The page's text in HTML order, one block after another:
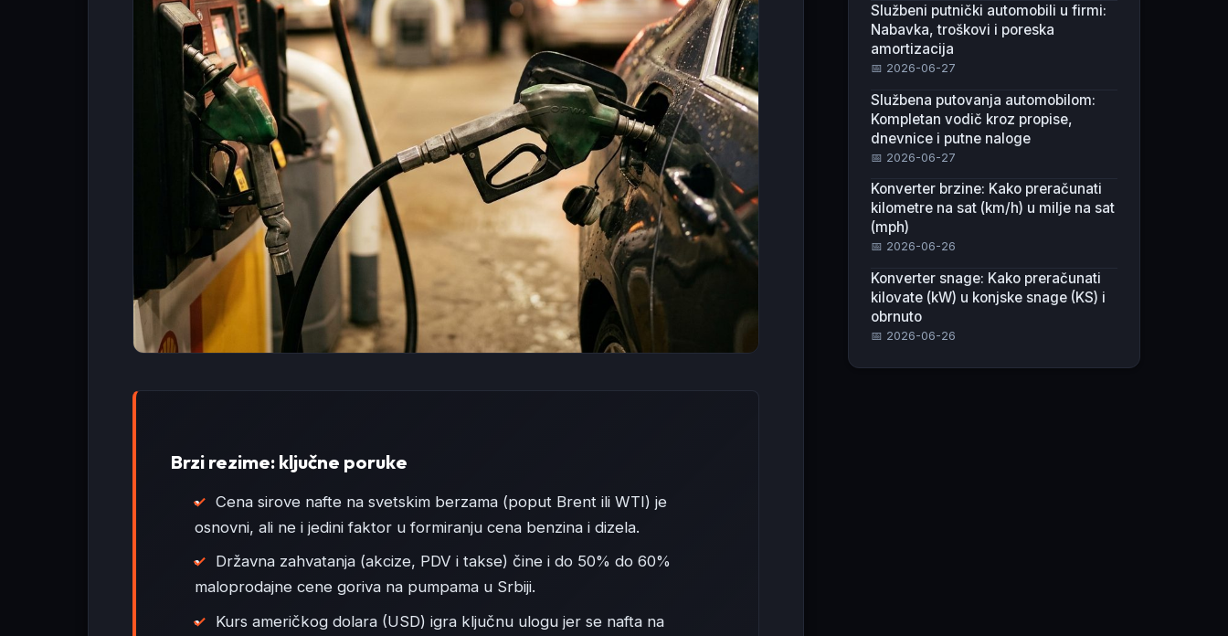
Brzi rezime: ključne poruke
Cena sirove nafte na svetskim berzama (poput Brent ili WTI) je
osnovni, ali ne i jedini faktor u formiranju cena benzina i dizela.
Državna zahvatanja (akcize, PDV i takse) čine i do 50% do 60%
maloprodajne cene goriva na pumpama u Srbiji.
Kurs američkog dolara (USD) igra ključnu ulogu jer se nafta na
Službeni putnički automobili u firmi:
Nabavka, troškovi i poreska
amortizacija
📅 2026-06-27
Službena putovanja automobilom:
Kompletan vodič kroz propise,
dnevnice i putne naloge
📅 2026-06-27
Konverter brzine: Kako preračunati
kilometre na sat (km/h) u milje na sat
(mph)
📅 2026-06-26
Konverter snage: Kako preračunati
kilovate (kW) u konjske snage (KS) i
obrnuto
📅 2026-06-26